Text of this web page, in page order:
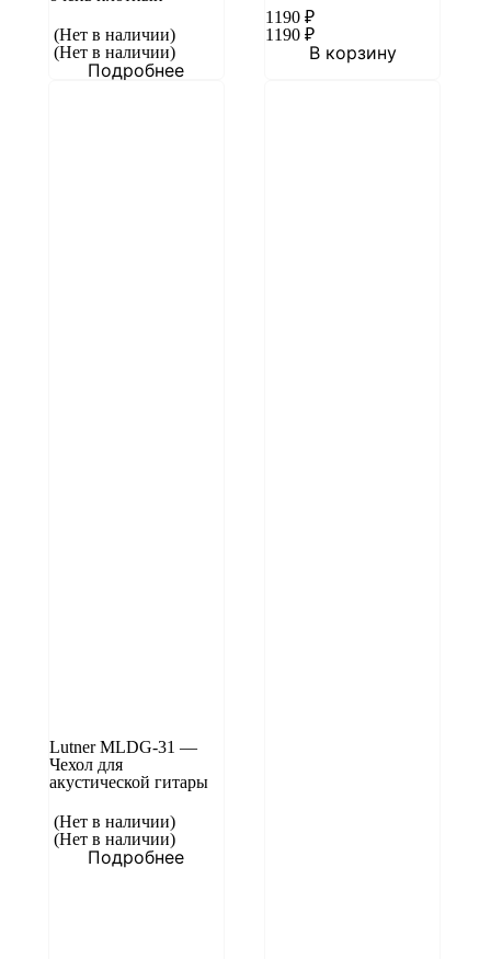
(Нет в наличии)
(Нет в наличии)
Подробнее
1190 ₽
1190 ₽
В корзину
Lutner MLDG-31 —
Чехол для
акустической гитары
(Нет в наличии)
(Нет в наличии)
Подробнее